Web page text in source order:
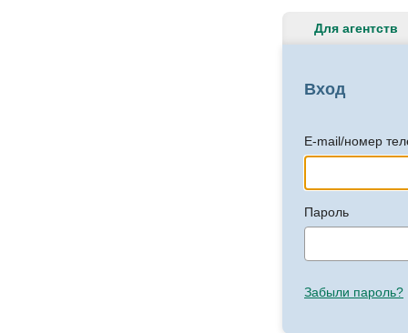
Для агентств
Вход
E-mail/номер
Пароль
Забыли пароль?